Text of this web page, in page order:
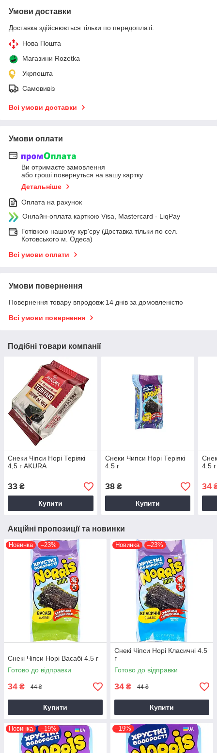
Умови доставки
Доставка здійснюється тільки по передоплаті.
Нова Пошта
Магазини Rozetka
Укрпошта
Самовивіз
Всі умови доставки
Умови оплати
Ви отримаєте замовлення
або гроші повернуться на вашу картку
Детальніше
Оплата на рахунок
Онлайн-оплата карткою Visa, Mastercard - LiqPay
Готівкою нашому кур'єру (Доставка тільки по сел.
Котовського м. Одеса)
Всі умови оплати
Умови повернення
Повернення товару впродовж 14 днів за домовленістю
Всі умови повернення
Подібні товари компанії
Снеки Чіпси Норі Теріякі
4,5 г AKURA
33 ₴
Купити
Снеки Чипси Норі Теріякі
4.5 г
38₴
Купити
4.5 г
34
Акційні пропозиції та новинки
Новинка –23%
Снекі Чіпси Норі Васабі 4.5 г
Готово до відправки
34 ₴ 44 ₴
Купити
Новинка –23%
Снекі Чіпси Норі Класичні 4.5
г
Готово до відправки
34 ₴ 44 ₴
Купити
Новинка –19% –19%